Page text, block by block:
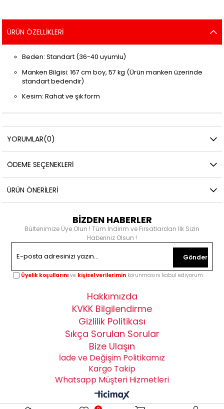
ÜRÜN ÖZELLIKLERI
Beden: Standart (36-40 uyumlu)
Manken Bilgisi: 167 cm boy, 57 kg (Ürün manken üzerinde
standart bedendir)
Kesim: Rahat ve şık form
YORUMLAR(0)
ÖDEME SEÇENEKLERI
ÜRÜN ÖNERILERI
BİZDEN HABERLER
Bültenimize Üye Olun ! Tüm İndirim ve Fırsatlardan İlk Sizin
Haberiniz Olsun !
Gönder
Üyelik koşullarını ve kişisel verilerimin korunmasını kabul ediyorum.
Hakkımızda
KVKK Bilgilendirme
Gizlilik Politikası
Sıkça Sorulan Sorular
Bize Ulaşın
İade ve Değişim Politikamız
Kargo Takip
Whatsapp Müşteri Hizmetleri